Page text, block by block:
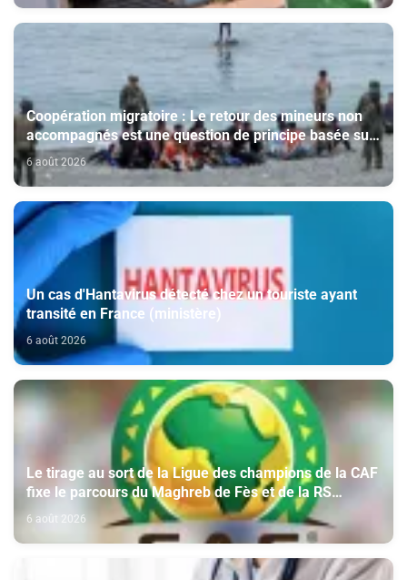
Coopération migratoire : Le retour des mineurs non
accompagnés est une question de principe basée sur
les Hautes Instructions Royales (source diplomatique)
6 août 2026
Un cas d'Hantavirus détecté chez un touriste ayant
transité en France (ministère)
6 août 2026
Le tirage au sort de la Ligue des champions de la CAF
fixe le parcours du Maghreb de Fès et de la RS
Berkane
6 août 2026